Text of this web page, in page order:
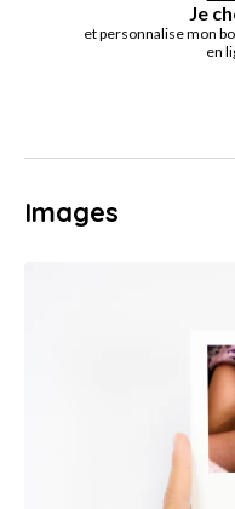
Je
et personnalise mon
en
Images